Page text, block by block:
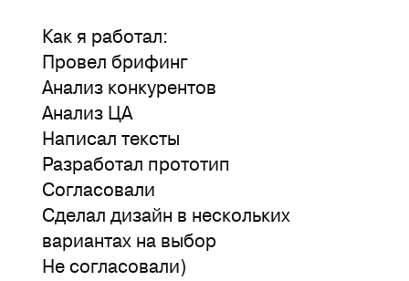
Как я работал:
Провел брифинг
Анализ конкурентов
Анализ ЦА
Написал тексты
Разработал прототип
Согласовали
Сделал дизайн в нескольких
вариантах на выбор
Не согласовали)